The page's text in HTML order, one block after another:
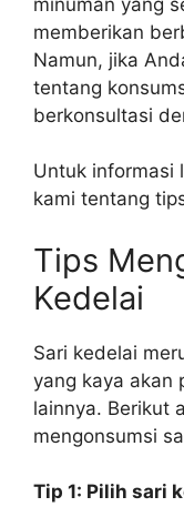
memberikan
Namun, jika
tentang
berkonsultasi
Untuk informasi
kami tentang
Tips
Kedelai
Sari kedelai
yang kaya akan
lainnya. Berikut
mengonsumsi
Tip 1: Pilih sari